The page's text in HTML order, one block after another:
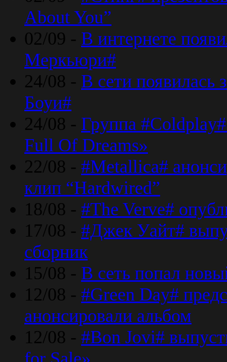
About You”
02/09 - В интернете
Меркьюри#
24/08 - В сети появилась
Боуи#
24/08 - Группа
Full Of Dreams»
22/08 - #Metallica#
клип “Hardwired”
18/08 - #The Verve#
17/08 - #Джек Уайт#
сборник
15/08 - В сеть попал
12/08 - #Green Day#
анонсировали альбом
12/08 - #Bon Jovi#